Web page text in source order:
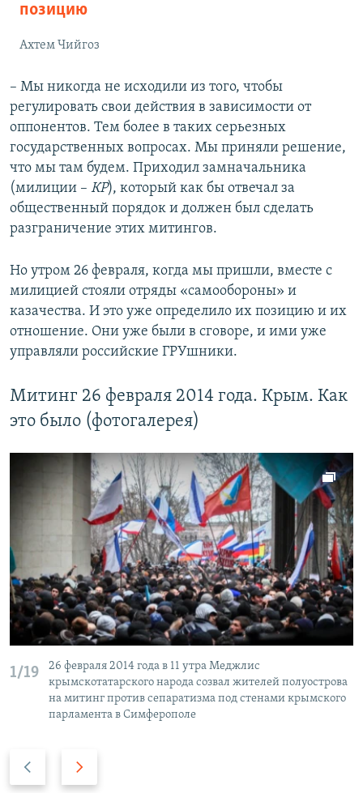
позицию
Ахтем Чийгоз
– Мы никогда не исходили из того, чтобы
регулировать свои действия в зависимости от
оппонентов. Тем более в таких серьезных
государственных вопросах. Мы приняли решение,
что мы там будем. Приходил замначальника
(милиции – КР), который как бы отвечал за
общественный порядок и должен был сделать
разграничение этих митингов.
Но утром 26 февраля, когда мы пришли, вместе с
милицией стояли отряды «самообороны» и
казачества. И это уже определило их позицию и их
отношение. Они уже были в сговоре, и ими уже
управляли российские ГРУшники.
Митинг 26 февраля 2014 года. Крым. Как
это было (фотогалерея)
1/19
26 февраля 2014 года в 11 утра Меджлис
крымскотатарского народа созвал жителей полуострова
на митинг против сепаратизма под стенами крымского
парламента в Симферополе